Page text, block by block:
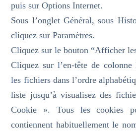
puis sur Options Internet.
Sous l’onglet Général, sous
cliquez sur Paramètres.
Cliquez sur le bouton “Afficher
Cliquez sur l’en-tête de
les fichiers dans l’ordre
liste jusqu’à visualisez des
Cookie ». Tous les cookies
contiennent habituellement le